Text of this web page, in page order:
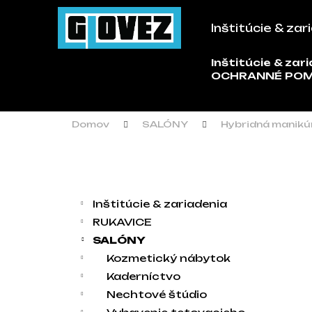
Prejsť na obsah
Inštitúcie &
Inštitúcie &
OCHRANNÉ
Domov SALÓNY Hybridná
Inštitúcie & zariadenia
RUKAVICE
SALÓNY
Kozmetický nábytok
Kaderníctvo
Nechtové štúdio
Späť
Späť